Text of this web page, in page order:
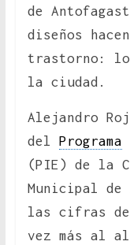
de
diseños
trastorno:
la ciudad.
Alejandro
del Programa
(PIE) de la
Municipal de
las cifras de
vez más al